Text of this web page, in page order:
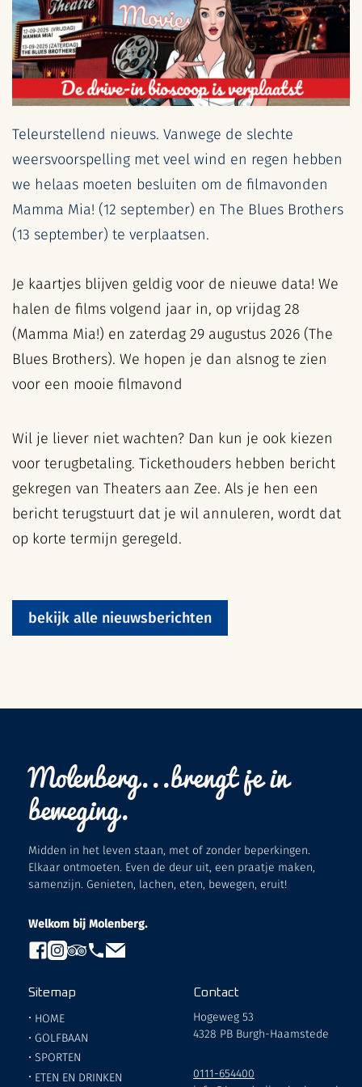
Teleurstellend nieuws. Vanwege de slechte
weersvoorspelling met veel wind en regen hebben
we helaas moeten besluiten om de filmavonden
Mamma Mia! (12 september) en The Blues Brothers
(13 september) te verplaatsen.
Je kaartjes blijven geldig voor de nieuwe data! We
halen de films volgend jaar in, op vrijdag 28
(Mamma Mia!) en zaterdag 29 augustus 2026 (The
Blues Brothers). We hopen je dan alsnog te zien
voor een mooie filmavond
Wil je liever niet wachten? Dan kun je ook kiezen
voor terugbetaling. Tickethouders hebben bericht
gekregen van Theaters aan Zee. Als je hen een
bericht terugstuurt dat je wil annuleren, wordt dat
op korte termijn geregeld.
bekijk alle nieuwsberichten
Molenberg...brengt je in
beweging.
Midden in het leven staan, met of zonder beperkingen.
Elkaar ontmoeten. Even de deur uit, een praatje maken,
samenzijn. Genieten, lachen, eten, bewegen, eruit!
Welkom bij Molenberg.
Sitemap
• HOME
• GOLFBAAN
• SPORTEN
• ETEN EN DRINKEN
Contact
Hogeweg 53
4328 PB Burgh-Haamstede
0111-654400